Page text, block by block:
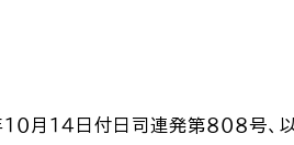
月１４日付日司連発第８０８号、